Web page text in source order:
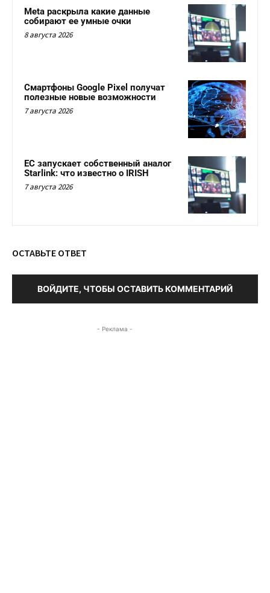
Meta раскрыла какие данные
собирают ее умные очки
8 августа 2026
Смартфоны Google Pixel получат
полезные новые возможности
7 августа 2026
ЕС запускает собственный аналог
Starlink: что известно о IRISH
7 августа 2026
ОСТАВЬТЕ ОТВЕТ
ВОЙДИТЕ, ЧТОБЫ ОСТАВИТЬ КОММЕНТАРИЙ
- Реклама -